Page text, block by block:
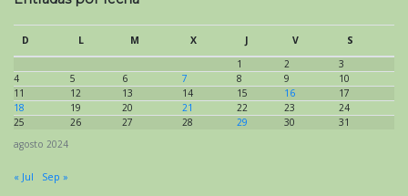
agosto 2024
D L M X J V
S
1
2
3
4
5 6 7 8 9
10
11
12 13 14 15 16
17
18
19 20 21 22 23
24
25
26 27 28 29 30 31
« Jul Sep »